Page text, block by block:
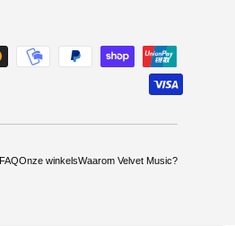
FAQOnze winkelsWaarom Velvet Music?